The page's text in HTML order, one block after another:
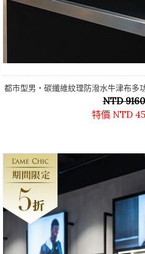
都市型男‧碳纖維紋理防潑水牛津布多
NTD 9160
特價 NTD